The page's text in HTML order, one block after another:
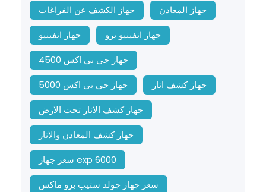
جهاز الكشف عن الفراغات
جهاز المعادن
جهاز انفينيو
جهاز انفينيو برو
جهاز جي بي اكس 4500
جهاز جي بي اكس 5000
جهاز كشف اثار
جهاز كشف الاثار تحت الارض
جهاز كشف المعادن والاثار
سعر جهاز exp 6000
سعر جهاز جولد ستيب برو ماكس